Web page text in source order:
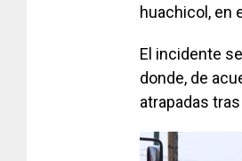
huachicol, en
El incidente
donde, de
atrapadas